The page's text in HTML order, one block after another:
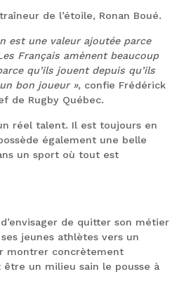
de l’étoile, Ronan Boué.
est une valeur ajoutée parce
Français amènent beaucoup
qu’ils jouent depuis qu’ils
bon joueur », confie Frédérick
de Rugby Québec.
réel talent. Il est toujours en
également une belle
un sport où tout est
de quitter son métier
jeunes athlètes vers un
montrer concrètement
un milieu sain le pousse à